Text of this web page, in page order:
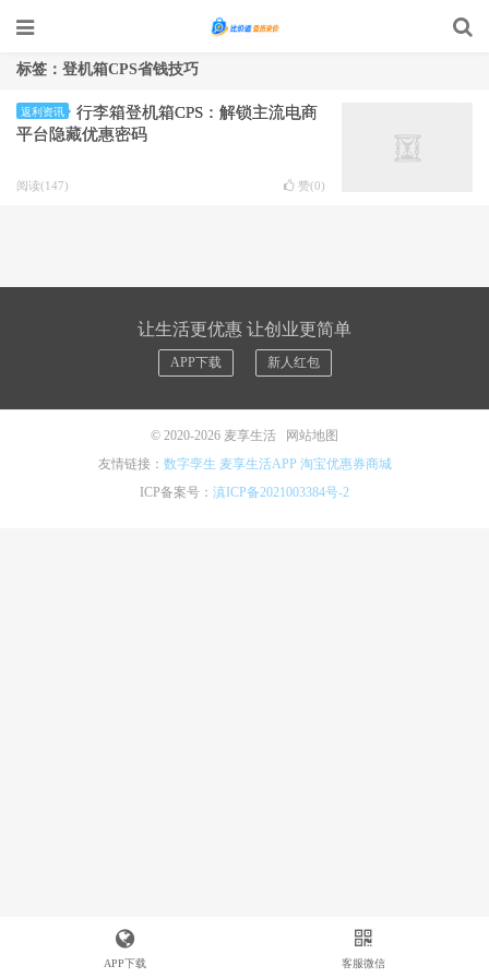
标签：登机箱CPS省钱技巧
返利资讯
行李箱登机箱CPS：解锁主流电商
平台隐藏优惠密码
阅读(147) 赞(0)
让生活更优惠 让创业更简单
APP下载 新人红包
© 2020-2026 麦享生活
网站地图
友情链接： 数字孪生 麦享生活APP 淘宝优惠券商城
ICP备案号： 滇ICP备2021003384号-2
APP下载 客服微信